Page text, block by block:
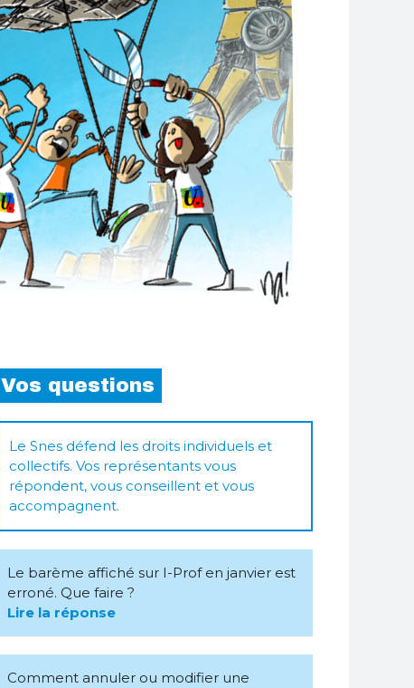
Vos questions
Le Snes défend les droits individuels et
collectifs. Vos représentants vous
répondent, vous conseillent et vous
accompagnent.
Le barème affiché sur I-Prof en janvier est
erroné. Que faire ?
Lire la réponse
Comment annuler ou modifier une